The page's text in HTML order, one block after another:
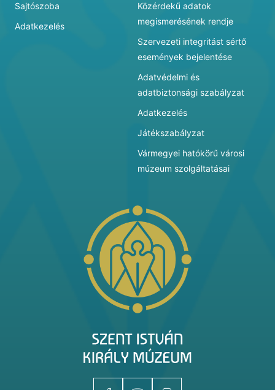
Sajtószoba
Adatkezelés
Közérdekű adatok
megismerésének rendje
Szervezeti integritást sértő
események bejelentése
Adatvédelmi és
adatbiztonsági szabályzat
Adatkezelés
Játékszabályzat
Vármegyei hatókörű városi
múzeum szolgáltatásai